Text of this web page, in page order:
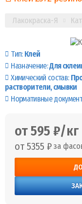
Лакокраска-Я
Тип: Клей
Назначение:Для
Химический состав:
растворители, смывки
Нормативные
от 595 ₽/кг
от 5355 ₽ за